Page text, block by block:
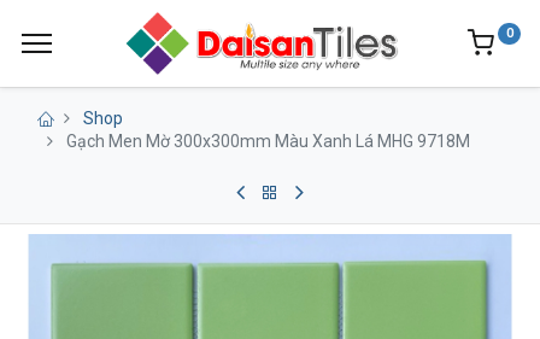
0
Shop
Gạch Men Mờ 300x300mm Màu Xanh Lá MHG 9718M